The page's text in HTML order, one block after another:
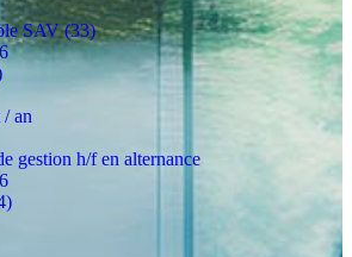
SAV (33)
an
gestion h/f en alternance